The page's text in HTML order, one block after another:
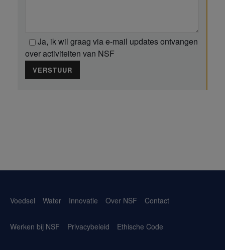
Ja, ik wil graag via e-mail updates ontvangen
over activiteiten van NSF
Voedsel Water Innovatie Over NSF Contact
Werken bij NSF Privacybeleid Ethische Code